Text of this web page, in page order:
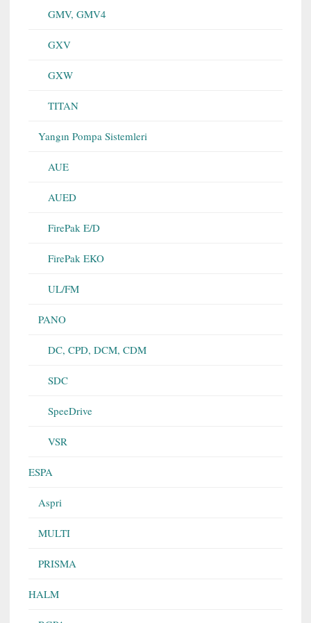
GMV, GMV4
GXV
GXW
TITAN
Yangın Pompa Sistemleri
AUE
AUED
FirePak E/D
FirePak EKO
UL/FM
PANO
DC, CPD, DCM, CDM
SDC
SpeeDrive
VSR
ESPA
Aspri
MULTI
PRISMA
HALM